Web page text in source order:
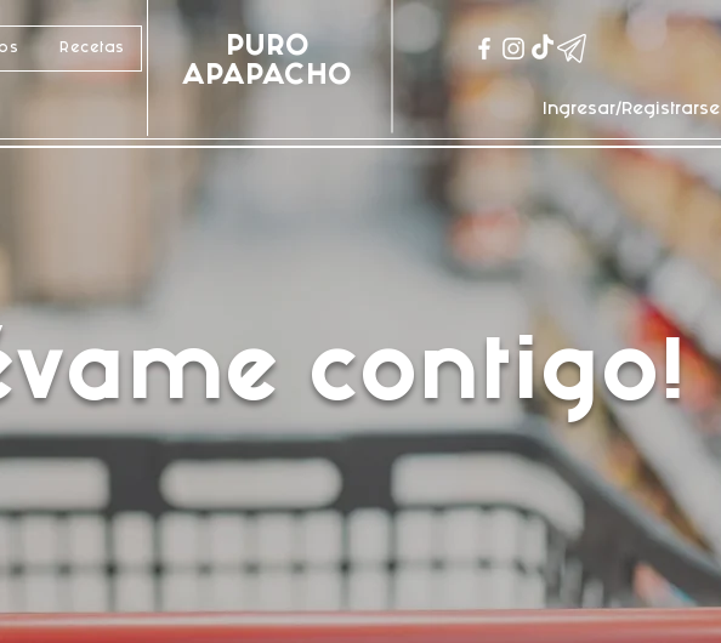
PURO
APAPACHO
Recetas
Ingresar/Registrarse
contigo!